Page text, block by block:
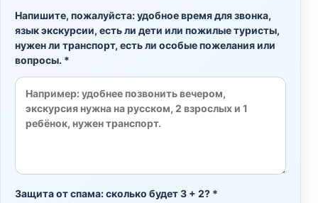
Напишите, пожалуйста: удобное время для звонка,
язык экскурсии, есть ли дети или пожилые туристы,
нужен ли транспорт, есть ли особые пожелания или
вопросы. *
Защита от спама: сколько будет 3 + 2? *